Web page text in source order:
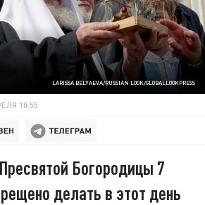
LARISSA BELYAEVA/RUSSIAN LOOK/GLOBALLOOKPRESS
10:55
Богородицы 7
делать в этот день